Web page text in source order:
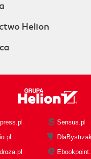
Helion
Sensus.pl